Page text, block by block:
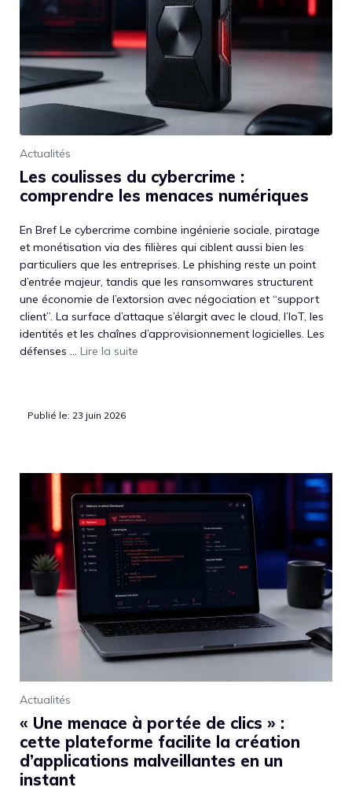
Actualités
Les coulisses du cybercrime :
comprendre les menaces numériques
En Bref Le cybercrime combine ingénierie sociale, piratage
et monétisation via des filières qui ciblent aussi bien les
particuliers que les entreprises. Le phishing reste un point
d’entrée majeur, tandis que les ransomwares structurent
une économie de l’extorsion avec négociation et “support
client”. La surface d’attaque s’élargit avec le cloud, l’IoT, les
identités et les chaînes d’approvisionnement logicielles. Les
défenses ... Lire la suite
Publié le: 23 juin 2026
Actualités
« Une menace à portée de clics » :
cette plateforme facilite la création
d’applications malveillantes en un
instant